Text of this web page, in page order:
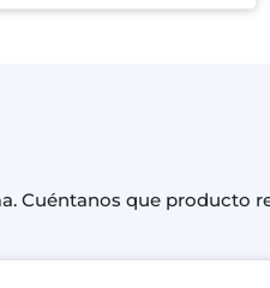
Cuéntanos que producto